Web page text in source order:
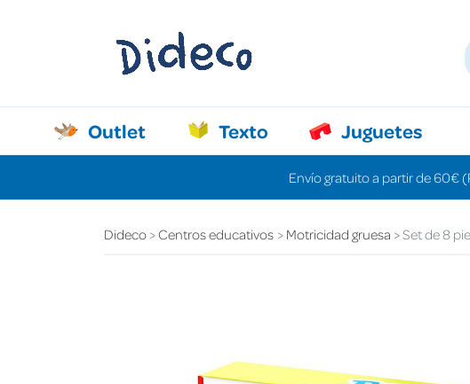
Outlet Texto Juguetes
Envío gratuito a partir de 60€
Dideco Centros educativos Motricidad gruesa Set de 8